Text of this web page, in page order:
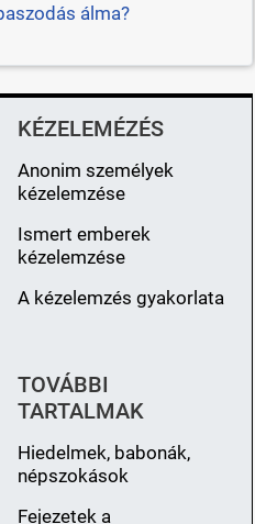
álma?
KÉZELEMÉZÉS
Anonim személyek
kézelemzése
Ismert emberek
kézelemzése
A kézelemzés gyakorlata
TOVÁBBI
TARTALMAK
Hiedelmek, babonák,
népszokások
Fejezetek a